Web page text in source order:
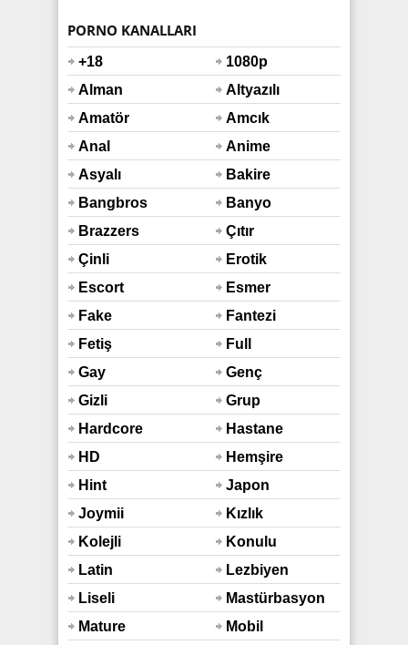
PORNO KANALLARI
+18
1080p
Alman
Altyazılı
Amatör
Amcık
Anal
Anime
Asyalı
Bakire
Bangbros
Banyo
Duş
Brazzers
Çıtır
Çinli
Erotik
Escort
Esmer
Fake
Taxi
Araba
Fantezi
Fetiş
Full
Hd
Gay
Genç
Gizli
Çekim
Grup
Hardcore
Hastane
HD
Hemşire
Hint
Sex
Japon
Joymii
Kızlık
Bozma
Kolejli
Konulu
Latin
Lezbiyen
Liseli
Mastürbasyon
Mature
Mobil